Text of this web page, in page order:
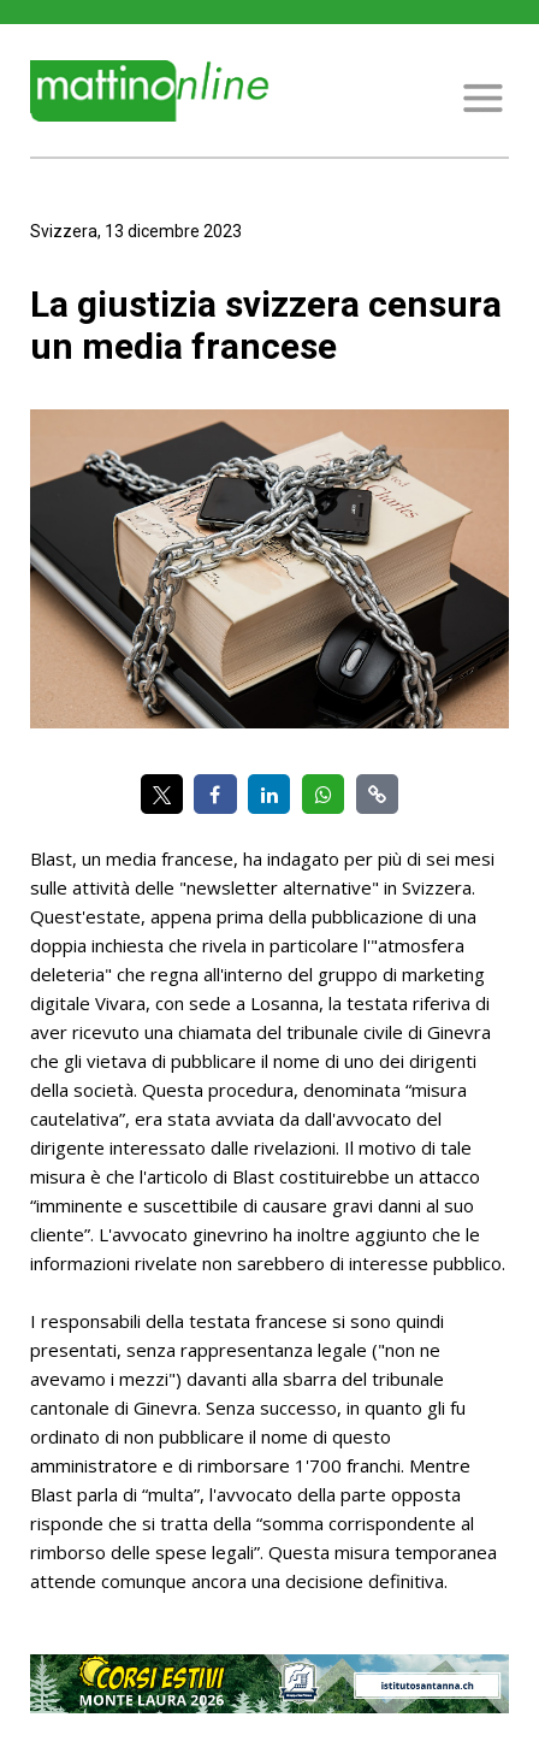
Svizzera, 13 dicembre 2023
La giustizia svizzera censura
un media francese
Blast, un media francese, ha indagato per più di sei mesi
sulle attività delle "newsletter alternative" in Svizzera.
Quest'estate, appena prima della pubblicazione di una
doppia inchiesta che rivela in particolare l'"atmosfera
deleteria" che regna all'interno del gruppo di marketing
digitale Vivara, con sede a Losanna, la testata riferiva di
aver ricevuto una chiamata del tribunale civile di Ginevra
che gli vietava di pubblicare il nome di uno dei dirigenti
della società. Questa procedura, denominata “misura
cautelativa”, era stata avviata da dall'avvocato del
dirigente interessato dalle rivelazioni. Il motivo di tale
misura è che l'articolo di Blast costituirebbe un attacco
“imminente e suscettibile di causare gravi danni al suo
cliente”. L'avvocato ginevrino ha inoltre aggiunto che le
informazioni rivelate non sarebbero di interesse pubblico.
I responsabili della testata francese si sono quindi
presentati, senza rappresentanza legale ("non ne
avevamo i mezzi") davanti alla sbarra del tribunale
cantonale di Ginevra. Senza successo, in quanto gli fu
ordinato di non pubblicare il nome di questo
amministratore e di rimborsare 1'700 franchi. Mentre
Blast parla di “multa”, l'avvocato della parte opposta
risponde che si tratta della “somma corrispondente al
rimborso delle spese legali”. Questa misura temporanea
attende comunque ancora una decisione definitiva.